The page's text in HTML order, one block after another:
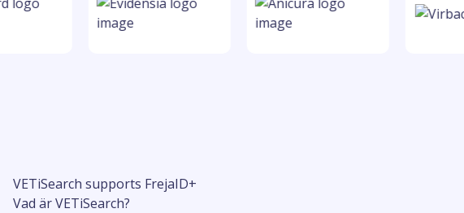
VETiSearch supports FrejaID+
Vad är VETiSearch?